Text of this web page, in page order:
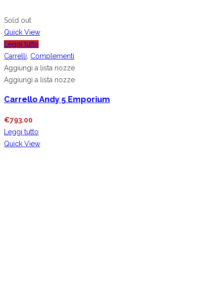
Sold out
Quick View
Leggi tutto
Carrelli Complementi
Aggiungi a lista nozze
Aggiungi a lista nozze
Carrello Andy 5 Emporium
€793.00
Leggi tutto
Quick View